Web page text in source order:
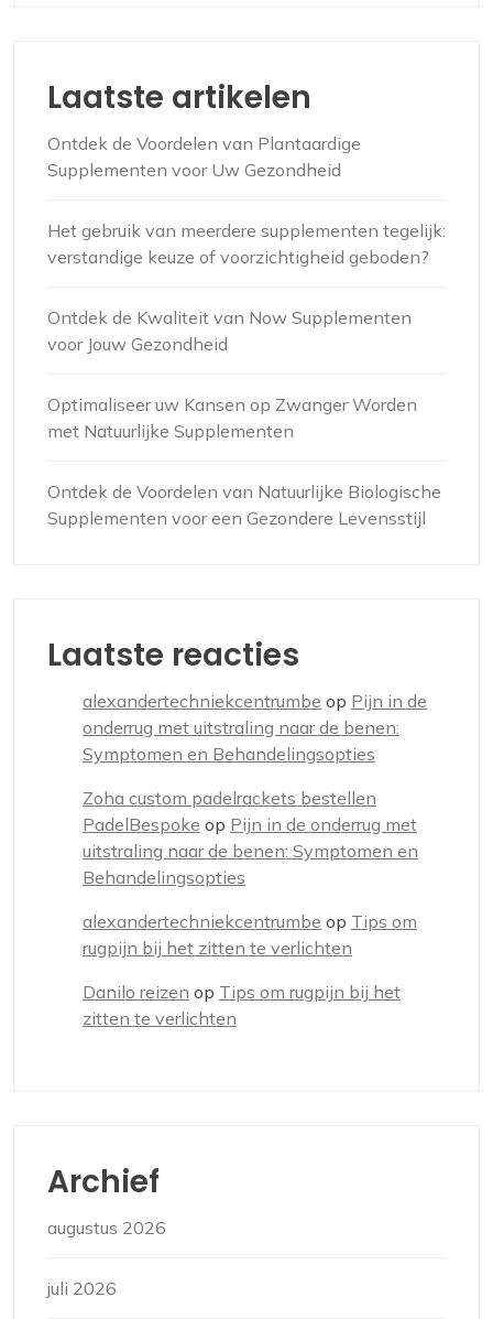
Laatste artikelen
Ontdek de Voordelen van Plantaardige
Supplementen voor Uw Gezondheid
Het gebruik van meerdere supplementen tegelijk:
verstandige keuze of voorzichtigheid geboden?
Ontdek de Kwaliteit van Now Supplementen
voor Jouw Gezondheid
Optimaliseer uw Kansen op Zwanger Worden
met Natuurlijke Supplementen
Ontdek de Voordelen van Natuurlijke Biologische
Supplementen voor een Gezondere Levensstijl
Laatste reacties
alexandertechniekcentrumbe op Pijn in de
onderrug met uitstraling naar de benen:
Symptomen en Behandelingsopties
Zoha custom padelrackets bestellen
PadelBespoke op Pijn in de onderrug met
uitstraling naar de benen: Symptomen en
Behandelingsopties
alexandertechniekcentrumbe op Tips om
rugpijn bij het zitten te verlichten
Danilo reizen op Tips om rugpijn bij het
zitten te verlichten
Archief
augustus 2026
juli 2026